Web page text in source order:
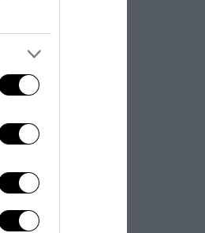
Il
perché
grande
aveva fornito
le criticità
fa capo al
per